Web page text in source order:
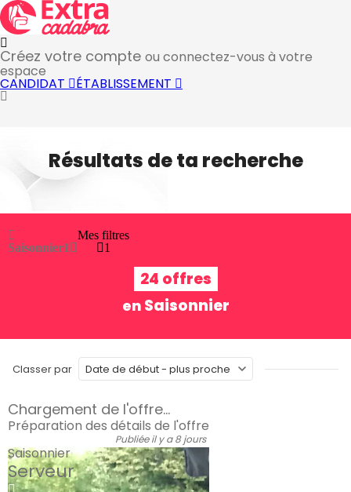
Créez votre compte ou connectez-vous à votre
espace
CANDIDAT ÉTABLISSEMENT
Résultats de ta recherche
Saisonnier1
Mes filtres
1
24 offres
en Saisonnier
Classer par
Chargement de l'offre...
Préparation des détails de l'offre
Publiée il y a 8 jours
Saisonnier
Serveur